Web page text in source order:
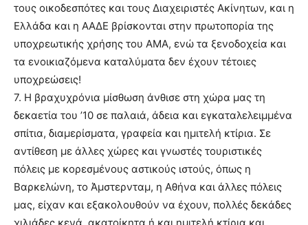
τους οικοδεσπότες και τους Διαχειριστές Ακίνητων, και η
Ελλάδα και η ΑΑΔΕ βρίσκονται στην πρωτοπορία της
υποχρεωτικής χρήσης του ΑΜΑ, ενώ τα ξενοδοχεία και
τα ενοικιαζόμενα καταλύματα δεν έχουν τέτοιες
υποχρεώσεις!
7. Η βραχυχρόνια μίσθωση άνθισε στη χώρα μας τη
δεκαετία του ’10 σε παλαιά, άδεια και εγκαταλελειμμένα
σπίτια, διαμερίσματα, γραφεία και ημιτελή κτίρια. Σε
αντίθεση με άλλες χώρες και γνωστές τουριστικές
πόλεις με κορεσμένους αστικούς ιστούς, όπως η
Βαρκελώνη, το Άμστερνταμ, η Αθήνα και άλλες πόλεις
μας, είχαν και εξακολουθούν να έχουν, πολλές δεκάδες
χιλιάδες κενά, ακατοίκητα ή και ημιτελή κτίρια και